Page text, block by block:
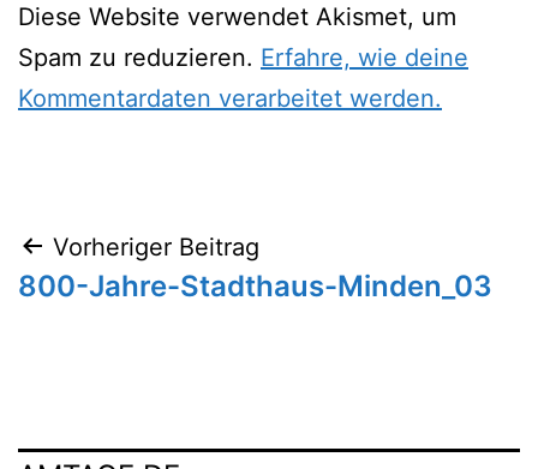
Diese Website verwendet Akismet, um
Spam zu reduzieren. Erfahre, wie deine
Kommentardaten verarbeitet werden.
Beitragsnavigation
Vorheriger Beitrag
800-Jahre-Stadthaus-Minden_03